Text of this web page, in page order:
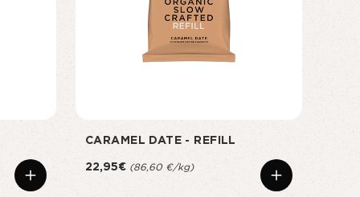
CARAMEL DATE - REFILL
22,95€ (86,60 €/kg)